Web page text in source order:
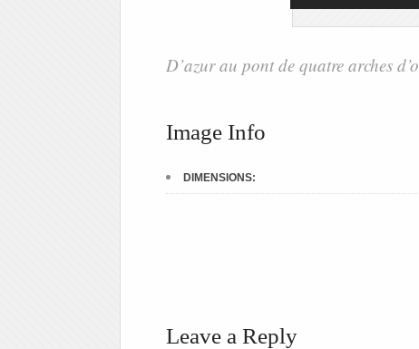
D’azur au pont de quatre arches
Image Info
DIMENSIONS:
Leave a Reply